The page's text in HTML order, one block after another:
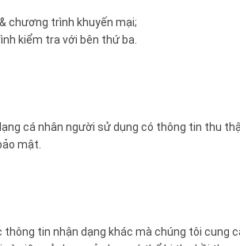
chương trình khuyến mại;
kiểm tra với bên thứ ba.
cá nhân người sử dụng có thông tin thu
mật.
tin nhận dạng khác mà chúng tôi cung